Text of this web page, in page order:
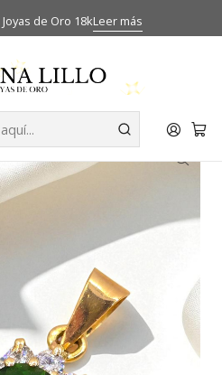
Joyas de Oro 18kLeer más
y esmeralda grande Oro 18k